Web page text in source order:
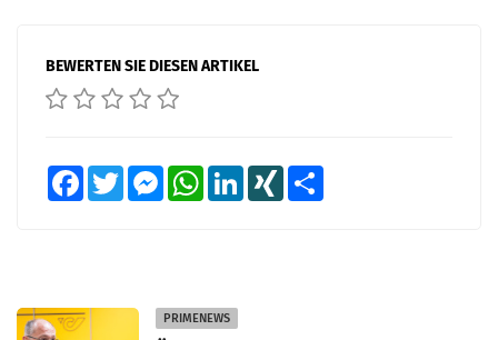
BEWERTEN SIE DIESEN ARTIKEL
FacebookTwitter MessengerWhatsAppLinkedInXING
PRIMENEWS